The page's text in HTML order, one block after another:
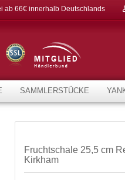
ab 66€ innerhalb Deutschlands
SAMMLERSTÜCKE
Fruchtschale 25,5 cm
Kirkham